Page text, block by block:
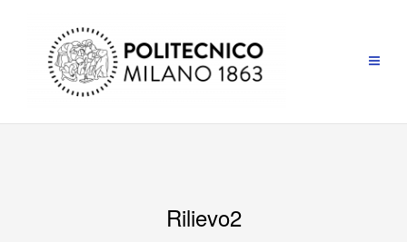
contenuto
Rilievo2